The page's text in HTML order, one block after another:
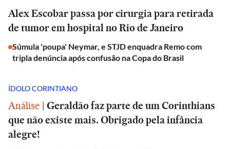
Alex Escobar passa por cirurgia para retirada
de tumor em hospital no Rio de Janeiro
Súmula 'poupa' Neymar, e STJD enquadra Remo com
tripla denúncia após confusão na Copa do Brasil
ÍDOLO CORINTIANO
Análise | Geraldão faz parte de um Corinthians
que não existe mais. Obrigado pela infância
alegre!